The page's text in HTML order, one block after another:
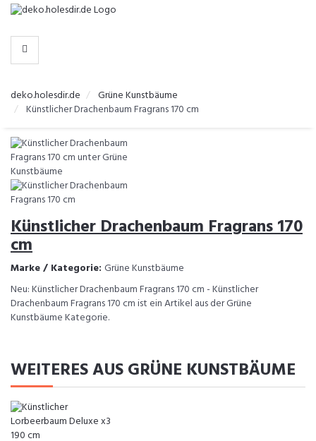
-
KATEGORIEN
deko.holesdir.de
Grüne Kunstbäume
Künstlicher Drachenbaum Fragrans 170 cm
Künstlicher Drachenbaum Fragrans 170
cm
Marke / Kategorie: Grüne Kunstbäume
Neu: Künstlicher Drachenbaum Fragrans 170 cm - Künstlicher
Drachenbaum Fragrans 170 cm ist ein Artikel aus der Grüne
Kunstbäume Kategorie.
WEITERES AUS GRÜNE KUNSTBÄUME